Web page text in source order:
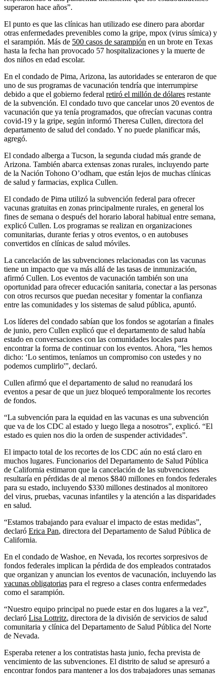
superaron hace años”.
El punto es que las clínicas han utilizado ese dinero para abordar
otras enfermedades prevenibles como la gripe, mpox (virus símica) y
el sarampión. Más de 500 casos de sarampión en un brote en Texas
hasta la fecha han provocado 57 hospitalizaciones y la muerte de
dos niños en edad escolar.
En el condado de Pima, Arizona, las autoridades se enteraron de que
uno de sus programas de vacunación tendría que interrumpirse
debido a que el gobierno federal retiró el millón de dólares restante
de la subvención. El condado tuvo que cancelar unos 20 eventos de
vacunación que ya tenía programados, que ofrecían vacunas contra
covid-19 y la gripe, según informó Theresa Cullen, directora del
departamento de salud del condado. Y no puede planificar más,
agregó.
El condado alberga a Tucson, la segunda ciudad más grande de
Arizona. También abarca extensas zonas rurales, incluyendo parte
de la Nación Tohono O’odham, que están lejos de muchas clínicas
de salud y farmacias, explica Cullen.
El condado de Pima utilizó la subvención federal para ofrecer
vacunas gratuitas en zonas principalmente rurales, en general los
fines de semana o después del horario laboral habitual entre semana,
explicó Cullen. Los programas se realizan en organizaciones
comunitarias, durante ferias y otros eventos, o en autobuses
convertidos en clínicas de salud móviles.
La cancelación de las subvenciones relacionadas con las vacunas
tiene un impacto que va más allá de las tasas de inmunización,
afirmó Cullen. Los eventos de vacunación también son una
oportunidad para ofrecer educación sanitaria, conectar a las personas
con otros recursos que puedan necesitar y fomentar la confianza
entre las comunidades y los sistemas de salud pública, apuntó.
Los líderes del condado sabían que los fondos se agotarían a finales
de junio, pero Cullen explicó que el departamento de salud había
estado en conversaciones con las comunidades locales para
encontrar la forma de continuar con los eventos. Ahora, “les hemos
dicho: ‘Lo sentimos, teníamos un compromiso con ustedes y no
podemos cumplirlo'”, declaró.
Cullen afirmó que el departamento de salud no reanudará los
eventos a pesar de que un juez bloqueó temporalmente los recortes
de fondos.
“La subvención para la equidad en las vacunas es una subvención
que va de los CDC al estado y luego llega a nosotros”, explicó. “El
estado es quien nos dio la orden de suspender actividades”.
El impacto total de los recortes de los CDC aún no está claro en
muchos lugares. Funcionarios del Departamento de Salud Pública
de California estimaron que la cancelación de las subvenciones
resultaría en pérdidas de al menos $840 millones en fondos federales
para su estado, incluyendo $330 millones destinados al monitoreo
del virus, pruebas, vacunas infantiles y la atención a las disparidades
en salud.
“Estamos trabajando para evaluar el impacto de estas medidas”,
declaró Erica Pan, directora del Departamento de Salud Pública de
California.
En el condado de Washoe, en Nevada, los recortes sorpresivos de
fondos federales implican la pérdida de dos empleados contratados
que organizan y anuncian los eventos de vacunación, incluyendo las
vacunas obligatorias para el regreso a clases contra enfermedades
como el sarampión.
“Nuestro equipo principal no puede estar en dos lugares a la vez”,
declaró Lisa Lottritz, directora de la división de servicios de salud
comunitaria y clínica del Departamento de Salud Pública del Norte
de Nevada.
Esperaba retener a los contratistas hasta junio, fecha prevista de
vencimiento de las subvenciones. El distrito de salud se apresuró a
encontrar fondos para mantener a los dos trabajadores unas semanas